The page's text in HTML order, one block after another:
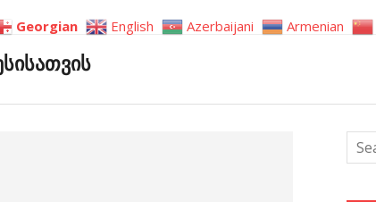
Georgian English Azerbaijani Armenian